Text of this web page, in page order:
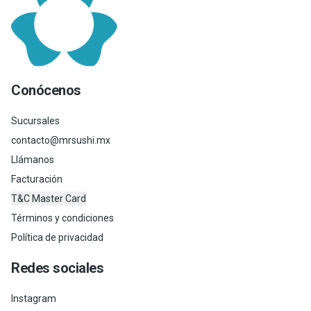
Conócenos
Sucursales
contacto@mrsushi.mx
Llámanos
Facturación
T&C Master Card
Términos y condiciones
Política de privacidad
Redes sociales
Instagram